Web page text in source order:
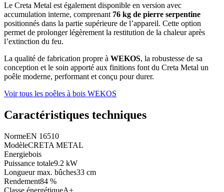
Le Creta Metal est également disponible en version avec
accumulation interne, comprenant 76 kg de pierre serpentine
positionnés dans la partie supérieure de l’appareil. Cette option
permet de prolonger légèrement la restitution de la chaleur après
l’extinction du feu.
La qualité de fabrication propre à WEKOS, la robustesse de sa
conception et le soin apporté aux finitions font du Creta Metal un
poêle moderne, performant et conçu pour durer.
Voir tous les poêles à bois WEKOS
Caractéristiques techniques
NormeEN 16510
ModèleCRETA METAL
Energiebois
Puissance totale9.2 kW
Longueur max. bûches33 cm
Rendement84 %
Classe énergétiqueA+